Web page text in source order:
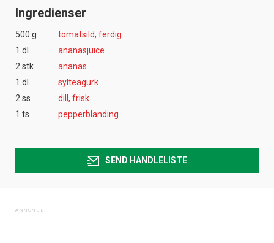
Ingredienser
500 g
tomatsild, ferdig
1 dl
ananasjuice
2 stk
ananas
1 dl
sylteagurk
2 ss
dill, frisk
1 ts
pepperblanding
SEND HANDLELISTE